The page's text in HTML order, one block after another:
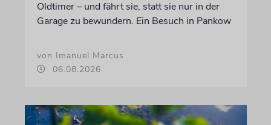
Oldtimer – und fährt sie, statt sie nur in der
Garage zu bewundern. Ein Besuch in Pankow
von Imanuel Marcus
06.08.2026